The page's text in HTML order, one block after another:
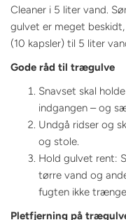
Cleaner i 5 liter vand.
gulvet er meget
(10 kapsler) til 5 liter
Gode råd til trægulve
Snavset skal
indgangen – og
Undgå ridser og
og stole.
Hold gulvet rent:
tørre vand og
fugten ikke
Pletfjerning på